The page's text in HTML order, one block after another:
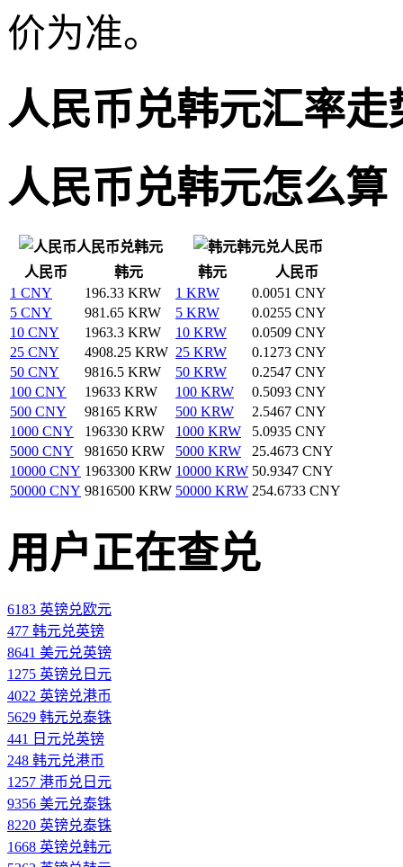
价为准。
人民币兑韩元汇率走
人民币兑韩元怎么算
人民币兑韩元
韩元兑人民币
人民币
韩元 韩元
人民币
1 CNY
196.33 KRW 1 KRW
0.0051 CNY
5 CNY
981.65 KRW 5 KRW
0.0255 CNY
10 CNY
1963.3 KRW 10 KRW
0.0509 CNY
25 CNY
4908.25 KRW 25 KRW
0.1273 CNY
50 CNY
9816.5 KRW 50 KRW
0.2547 CNY
100 CNY
19633 KRW 100 KRW
0.5093 CNY
500 CNY
98165 KRW 500 KRW
2.5467 CNY
1000 CNY
196330 KRW 1000 KRW
5.0935 CNY
5000 CNY
981650 KRW 5000 KRW
25.4673 CNY
10000 CNY 1963300 KRW 10000 KRW 50.9347 CNY
50000 CNY 9816500 KRW 50000 KRW 254.6733 CNY
用户正在查兑
6183 英镑兑欧元
477 韩元兑英镑
8641 美元兑英镑
1275 英镑兑日元
4022 英镑兑港币
5629 韩元兑泰铢
441 日元兑英镑
248 韩元兑港币
1257 港币兑日元
9356 美元兑泰铢
8220 英镑兑泰铢
1668 英镑兑韩元